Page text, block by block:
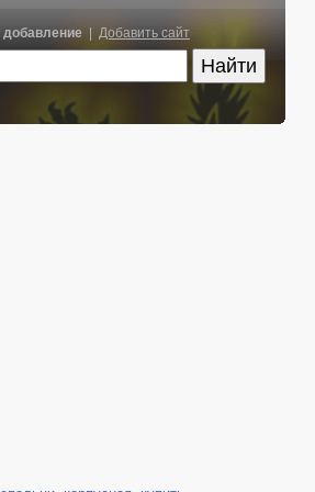
добавление| Добавить сайт